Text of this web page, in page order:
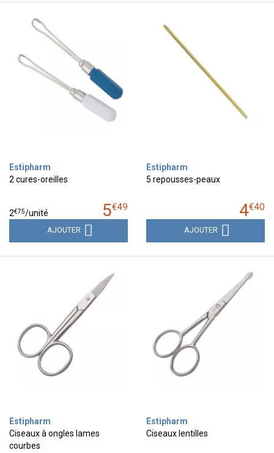
Estipharm
2 cures-oreilles
5€49
2€75/unité
AJOUTER
Estipharm
5 repousses-peaux
4€40
AJOUTER
Estipharm
Ciseaux à ongles lames
courbes
Estipharm
Ciseaux lentilles